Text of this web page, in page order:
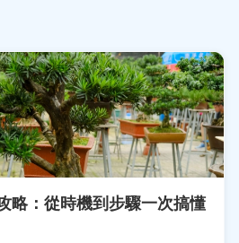
略：從時機到步驟一次搞懂